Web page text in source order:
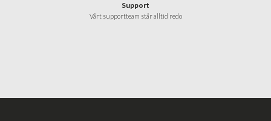
Support
Vårt supportteam står alltid redo